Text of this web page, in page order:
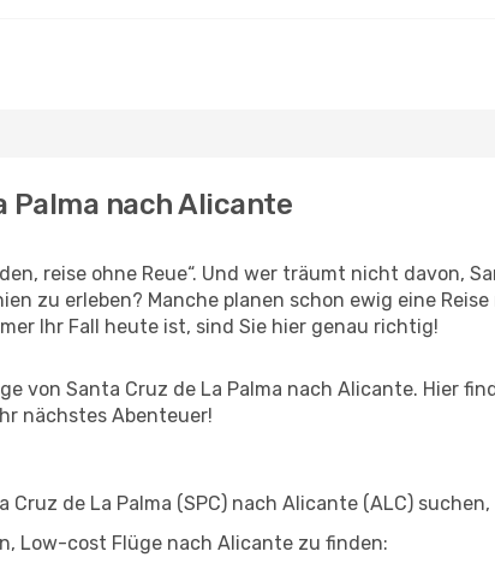
Palma nach Alicante
reise ohne Reue“. Und wer träumt nicht davon,
zu erleben? Manche planen schon ewig eine
Ihr Fall heute ist, sind Sie hier genau richtig!
von Santa Cruz de La Palma nach Alicante. Hier
nächstes Abenteuer!
de La Palma (SPC) nach Alicante (ALC)
Low-cost Flüge nach Alicante zu finden: